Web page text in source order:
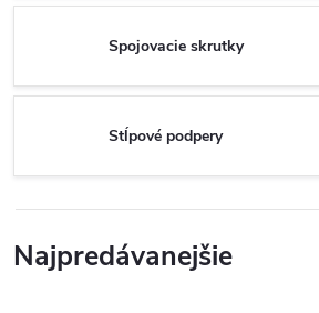
Spojovacie skrutky
Stĺpové podpery
Najpredávanejšie